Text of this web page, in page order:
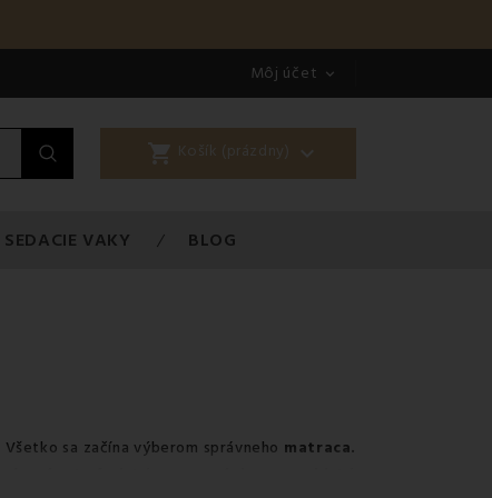
Môj účet 
shopping_cart Košík (prázdny) 
SEDACIE VAKY BLOG
Všetko sa začína výberom správneho matraca.